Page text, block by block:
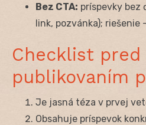
Bez CTA: príspevky bez
link, pozvánka); riešenie
Checklist pred
publikovaním
Je jasná téza v prvej
Obsahuje príspevok